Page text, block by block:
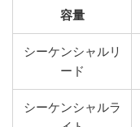
容量
シーケンシャルリ
ード
シーケンシャルラ